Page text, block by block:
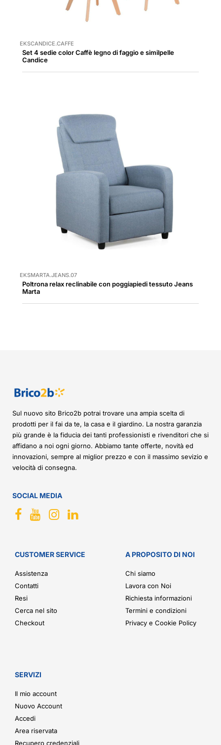
EKSCANDICE.CAFFE
Set 4 sedie color Caffè legno di faggio e similpelle
Candice
EKSMARTA.JEANS.07
Poltrona relax reclinabile con poggiapiedi tessuto Jeans
Marta
Sul nuovo sito Brico2b potrai trovare una ampia scelta di
prodotti per il fai da te, la casa e il giardino. La nostra garanzia
più grande è la fiducia dei tanti professionisti e rivenditori che si
affidano a noi ogni giorno. Abbiamo tante offerte, novità ed
innovazioni, sempre al miglior prezzo e con il massimo sevizio e
velocità di consegna.
SOCIAL MEDIA
CUSTOMER SERVICE
Assistenza
Contatti
Resi
Cerca nel sito
Checkout
A PROPOSITO DI NOI
Chi siamo
Lavora con Noi
Richiesta informazioni
Termini e condizioni
Privacy e Cookie Policy
SERVIZI
Il mio account
Nuovo Account
Accedi
Area riservata
Recupero credenziali